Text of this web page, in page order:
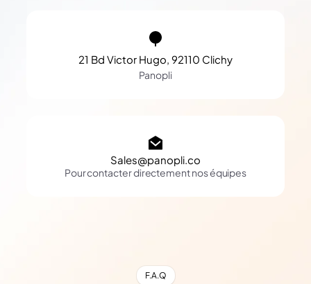
21 Bd Victor Hugo, 92110 Clichy
Panopli
Sales@panopli.co
Pour contacter directement nos équipes
F.A.Q